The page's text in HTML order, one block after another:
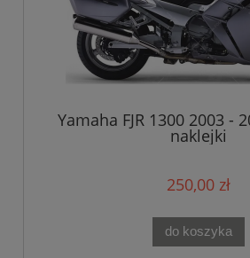
Yamaha FJR 1300 2003 -
naklejki
250,00 zł
do koszyka